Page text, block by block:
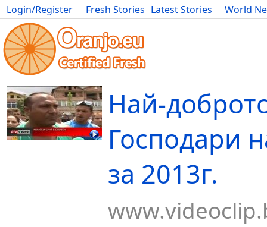
Login/Register Fresh Stories Latest Stories
World
Movies Anime Music Art Cars Advice Science
Най-
Господари
за 2013г.